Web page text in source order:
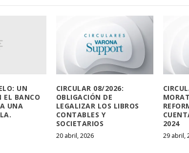
UN
EL BANCO
UNA
CIRCULAR 08/2026:
OBLIGACIÓN DE
LEGALIZAR LOS LIBROS
CONTABLES Y
SOCIETARIOS
20 abril, 2026
2024
29 abril,